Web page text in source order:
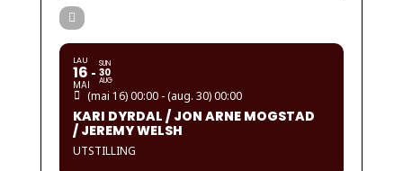
LAU
16
MAI
SUN
30
AUG
(mai 16) 00:00 - (aug. 30) 00:00
KARI DYRDAL / JON ARNE MOGSTAD
/ JEREMY WELSH
UTSTILLING